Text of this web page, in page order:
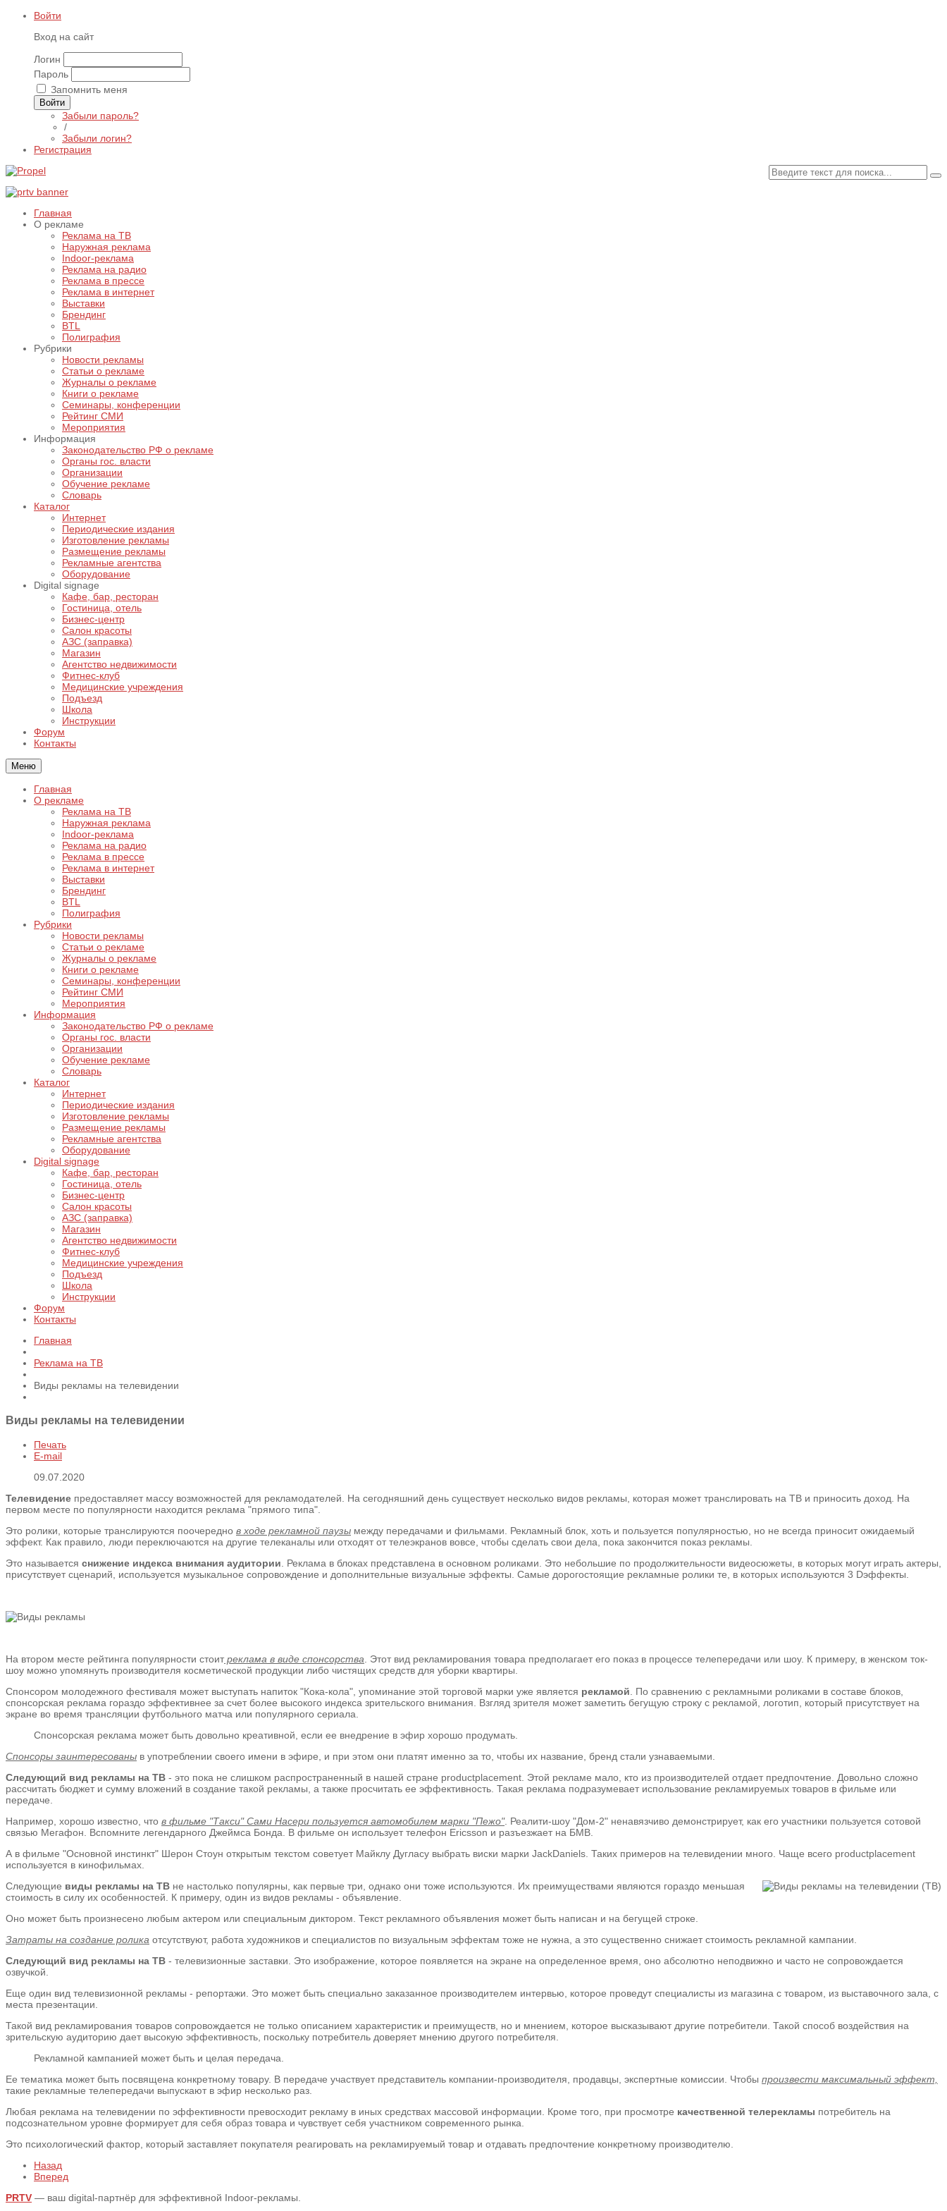
Войти
Вход на сайт
Логин
Пароль
Запомнить меня
Войти
Забыли пароль?
/
Забыли логин?
Регистрация
Главная
О рекламе
Реклама на ТВ
Наружная реклама
Indoor-реклама
Реклама на радио
Реклама в прессе
Реклама в интернет
Выставки
Брендинг
BTL
Полиграфия
Рубрики
Новости рекламы
Статьи о рекламе
Журналы о рекламе
Книги о рекламе
Семинары, конференции
Рейтинг СМИ
Мероприятия
Информация
Законодательство РФ о рекламе
Органы гос. власти
Организации
Обучение рекламе
Словарь
Каталог
Интернет
Периодические издания
Изготовление рекламы
Размещение рекламы
Рекламные агентства
Оборудование
Digital signage
Кафе, бар, ресторан
Гостиница, отель
Бизнес-центр
Салон красоты
АЗС (заправка)
Магазин
Агентство недвижимости
Фитнес-клуб
Медицинские учреждения
Подъезд
Школа
Инструкции
Форум
Контакты
Меню
Главная
О рекламе
Реклама на ТВ
Наружная реклама
Indoor-реклама
Реклама на радио
Реклама в прессе
Реклама в интернет
Выставки
Брендинг
BTL
Полиграфия
Рубрики
Новости рекламы
Статьи о рекламе
Журналы о рекламе
Книги о рекламе
Семинары, конференции
Рейтинг СМИ
Мероприятия
Информация
Законодательство РФ о рекламе
Органы гос. власти
Организации
Обучение рекламе
Словарь
Каталог
Интернет
Периодические издания
Изготовление рекламы
Размещение рекламы
Рекламные агентства
Оборудование
Digital signage
Кафе, бар, ресторан
Гостиница, отель
Бизнес-центр
Салон красоты
АЗС (заправка)
Магазин
Агентство недвижимости
Фитнес-клуб
Медицинские учреждения
Подъезд
Школа
Инструкции
Форум
Контакты
Главная
Реклама на ТВ
Виды рекламы на телевидении
Виды рекламы на телевидении
Печать
E-mail
09.07.2020
Телевидение предоставляет массу возможностей для рекламодателей. На сегодняшний день существует несколько видов рекламы, которая может транслировать на ТВ и приносить доход. На
первом месте по популярности находится реклама "прямого типа".
Это ролики, которые транслируются поочередно в ходе рекламной паузы между передачами и фильмами. Рекламный блок, хоть и пользуется популярностью, но не всегда приносит ожидаемый
эффект. Как правило, люди переключаются на другие телеканалы или отходят от телеэкранов вовсе, чтобы сделать свои дела, пока закончится показ рекламы.
Это называется снижение индекса внимания аудитории . Реклама в блоках представлена в основном роликами. Это небольшие по продолжительности видеосюжеты, в которых могут играть актеры,
присутствует сценарий, используется музыкальное сопровождение и дополнительные визуальные эффекты. Самые дорогостоящие рекламные ролики те, в которых используются 3 Dэффекты.
На втором месте рейтинга популярности стоитреклама в виде спонсорства . Этот вид рекламирования товара предполагает его показ в процессе телепередачи или шоу. К примеру, в женском ток-
шоу можно упомянуть производителя косметической продукции либо чистящих средств для уборки квартиры.
Спонсором молодежного фестиваля может выступать напиток "Кока-кола", упоминание этой торговой марки уже является рекламой . По сравнению с рекламными роликами в составе блоков,
спонсорская реклама гораздо эффективнее за счет более высокого индекса зрительского внимания. Взгляд зрителя может заметить бегущую строку с рекламой, логотип, который присутствует на
экране во время трансляции футбольного матча или популярного сериала.
Спонсорская реклама может быть довольно креативной, если ее внедрение в эфир хорошо продумать.
Спонсоры заинтересованы в употреблении своего имени в эфире, и при этом они платят именно за то, чтобы их название, бренд стали узнаваемыми.
Следующий вид рекламы на ТВ - это пока не слишком распространенный в нашей стране productplacement. Этой рекламе мало, кто из производителей отдает предпочтение. Довольно сложно
рассчитать бюджет и сумму вложений в создание такой рекламы, а также просчитать ее эффективность. Такая реклама подразумевает использование рекламируемых товаров в фильме или
передаче.
Например, хорошо известно, что в фильме "Такси" Сами Насери пользуется автомобилем марки "Пежо". Реалити-шоу "Дом-2" ненавязчиво демонстрирует, как его участники пользуется сотовой
связью Мегафон. Вспомните легендарного Джеймса Бонда. В фильме он использует телефон Ericsson и разъезжает на БМВ.
А в фильме "Основной инстинкт" Шерон Стоун открытым текстом советует Майклу Дугласу выбрать виски марки JackDaniels. Таких примеров на телевидении много. Чаще всего productplacement
используется в кинофильмах.
Следующие виды рекламы на ТВ не настолько популярны, как первые три, однако они тоже используются. Их преимуществами являются гораздо меньшая
стоимость в силу их особенностей. К примеру, один из видов рекламы - объявление.
Оно может быть произнесено любым актером или специальным диктором. Текст рекламного объявления может быть написан и на бегущей строке.
Затраты на создание ролика отсутствуют, работа художников и специалистов по визуальным эффектам тоже не нужна, а это существенно снижает стоимость рекламной кампании.
Следующий вид рекламы на ТВ - телевизионные заставки. Это изображение, которое появляется на экране на определенное время, оно абсолютно неподвижно и часто не сопровождается
озвучкой.
Еще один вид телевизионной рекламы - репортажи. Это может быть специально заказанное производителем интервью, которое проведут специалисты из магазина с товаром, из выставочного зала, с
места презентации.
Такой вид рекламирования товаров сопровождается не только описанием характеристик и преимуществ, но и мнением, которое высказывают другие потребители. Такой способ воздействия на
зрительскую аудиторию дает высокую эффективность, поскольку потребитель доверяет мнению другого потребителя.
Рекламной кампанией может быть и целая передача.
Ее тематика может быть посвящена конкретному товару. В передаче участвует представитель компании-производителя, продавцы, экспертные комиссии. Чтобы произвести максимальный эффект,
такие рекламные телепередачи выпускают в эфир несколько раз.
Любая реклама на телевидении по эффективности превосходит рекламу в иных средствах массовой информации. Кроме того, при просмотре качественной телерекламы потребитель на
подсознательном уровне формирует для себя образ товара и чувствует себя участником современного рынка.
Это психологический фактор, который заставляет покупателя реагировать на рекламируемый товар и отдавать предпочтение конкретному производителю.
Назад
Вперед
PRTV — ваш digital-партнёр для эффективной Indoor-рекламы.